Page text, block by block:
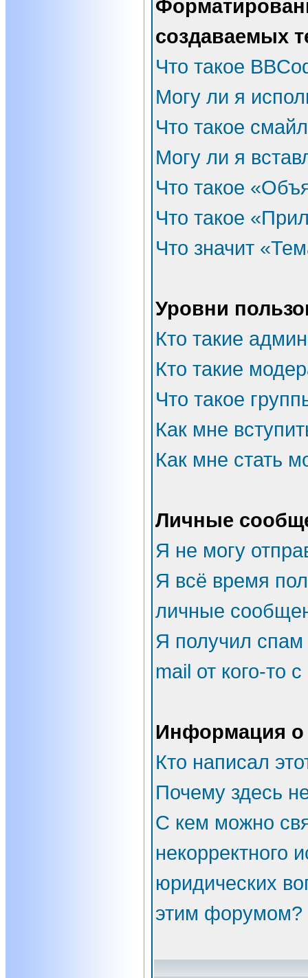
создаваемых
Что такое
Могу ли я
Что такое
Могу ли я
Что такое
Что такое
Что значит
Уровни
Кто такие
Кто такие
Что такое
Как мне
Как мне стать
Личные
Я не могу
Я всё время
личные
Я получил
mail от кого-то
Информация о
Кто написал
Почему здесь
С кем можно
некорректного
юридических
этим форумом?